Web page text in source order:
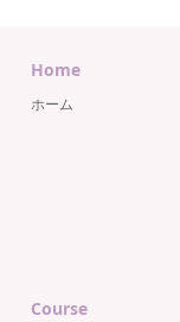
Home
ホーム
Course